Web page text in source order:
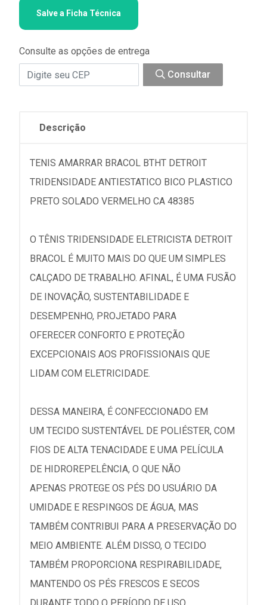
Salve a Ficha Técnica
Consulte as opções de entrega
Consultar
Descrição
TENIS AMARRAR BRACOL BTHT DETROIT
TRIDENSIDADE ANTIESTATICO BICO PLASTICO
PRETO SOLADO VERMELHO CA 48385
O TÊNIS TRIDENSIDADE ELETRICISTA DETROIT
BRACOL É MUITO MAIS DO QUE UM SIMPLES
CALÇADO DE TRABALHO. AFINAL, É UMA FUSÃO
DE INOVAÇÃO, SUSTENTABILIDADE E
DESEMPENHO, PROJETADO PARA
OFERECER CONFORTO E PROTEÇÃO
EXCEPCIONAIS AOS PROFISSIONAIS QUE
LIDAM COM ELETRICIDADE.
DESSA MANEIRA, É CONFECCIONADO EM
UM TECIDO SUSTENTÁVEL DE POLIÉSTER, COM
FIOS DE ALTA TENACIDADE E UMA PELÍCULA
DE HIDROREPELÊNCIA, O QUE NÃO
APENAS PROTEGE OS PÉS DO USUÁRIO DA
UMIDADE E RESPINGOS DE ÁGUA, MAS
TAMBÉM CONTRIBUI PARA A PRESERVAÇÃO DO
MEIO AMBIENTE. ALÉM DISSO, O TECIDO
TAMBÉM PROPORCIONA RESPIRABILIDADE,
MANTENDO OS PÉS FRESCOS E SECOS